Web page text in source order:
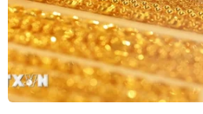
nghiệm
04/08/2026 01:25
Bí mật sau những chung cư
niên hạn ở Pháp